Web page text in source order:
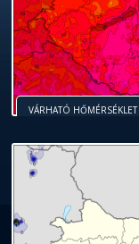
VÁRHATÓ HŐMÉRSÉKLET